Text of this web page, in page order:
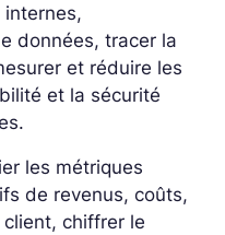
internes,
données, tracer la
et réduire les
et la sécurité
les métriques
de revenus, coûts,
chiffrer le